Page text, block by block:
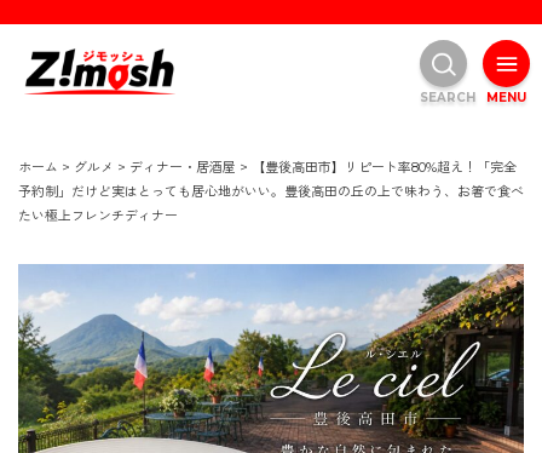
ホーム > グルメ > ディナー・居酒屋 >
【豊後高田市】リピート率80%超え！「完全
予約制」だけど実はとっても居心地がいい。豊後高田の丘の上で味わう、お箸で食べ
たい極上フレンチディナー
MENU
SEARCH